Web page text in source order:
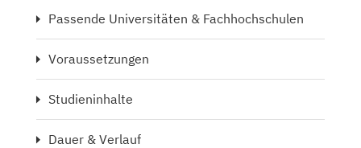
Passende Universitäten & Fachhochschulen
Voraussetzungen
Studieninhalte
Dauer & Verlauf